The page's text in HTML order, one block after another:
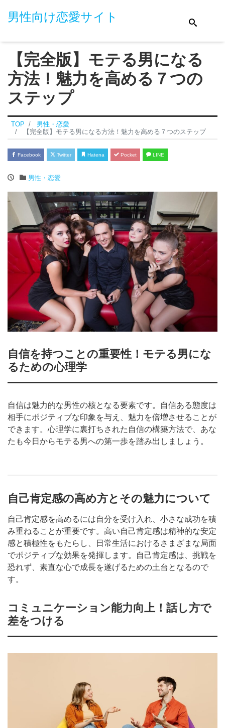
男性向け恋愛サイト
【完全版】モテる男になる
方法！魅力を高める７つの
ステップ
TOP
男性・恋愛
【完全版】モテる男になる方法！魅力を高める７つのステップ
Facebook Twitter Hatena Pocket LINE
男性・恋愛
自信を持つことの重要性！モテる男にな
るための心理学
自信は魅力的な男性の核となる要素です。自信ある態度は
相手にポジティブな印象を与え、魅力を倍増させることが
できます。心理学に裏打ちされた自信の構築方法で、あな
たも今日からモテる男への第一歩を踏み出しましょう。
自己肯定感の高め方とその魅力について
自己肯定感を高めるには自分を受け入れ、小さな成功を積
み重ねることが重要です。高い自己肯定感は精神的な安定
感と積極性をもたらし、日常生活におけるさまざまな局面
でポジティブな効果を発揮します。自己肯定感は、挑戦を
恐れず、素直な心で成長を遂げるための土台となるので
す。
コミュニケーション能力向上！話し方で
差をつける